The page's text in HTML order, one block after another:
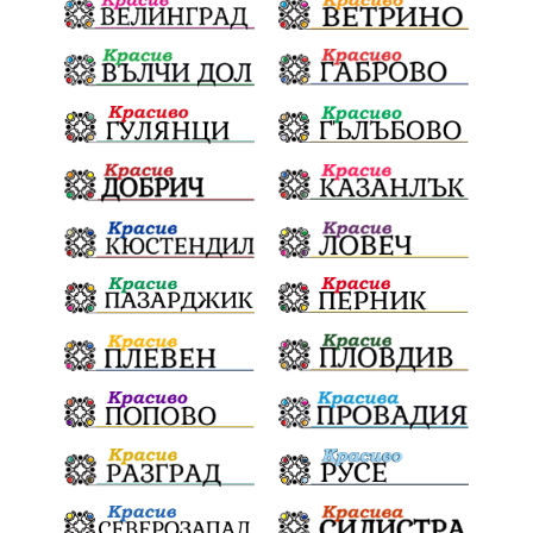
икономика лев оставка
традиции и обичаи лято язовири
плодове разследване дете страх
семинар бедствия Сопот Мирен протест
съединение активни граждане
активни граждане Честване убийство
Павел Стоименов черно море туристи
доброволци Брюксел Румъния наркотици
дронове МЕЧ дебат
детектор на лъжата МВР